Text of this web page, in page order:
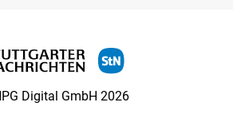
Digital GmbH 2026